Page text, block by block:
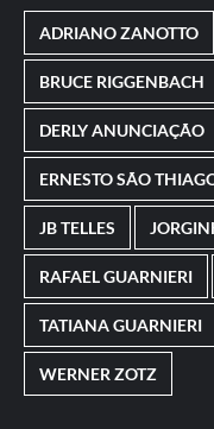
ADRIANO ZANOTTO
BRUCE RIGGENBACH
DERLY ANUNCIAÇÃO
ERNESTO SÃO
JB TELLES
RAFAEL GUARNIERI
TATIANA GUARNIERI
WERNER ZOTZ